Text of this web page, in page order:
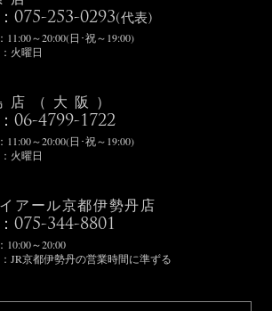
075-253-0293(代表)
11:00～20:00(日･祝～19:00)
火曜日
店（大阪）
06-4799-1722
11:00～20:00(日･祝～19:00)
火曜日
アール京都伊勢丹店
075-344-8801
10:00～20:00
JR京都伊勢丹の営業時間に準ずる